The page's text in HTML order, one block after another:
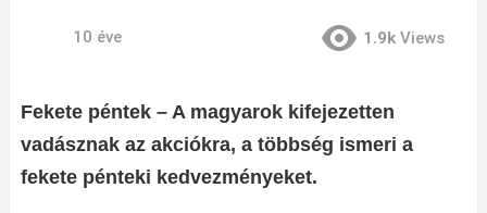
10 éve 1.9k Views
Fekete péntek – A magyarok kifejezetten
vadásznak az akciókra, a többség ismeri a
fekete pénteki kedvezményeket.